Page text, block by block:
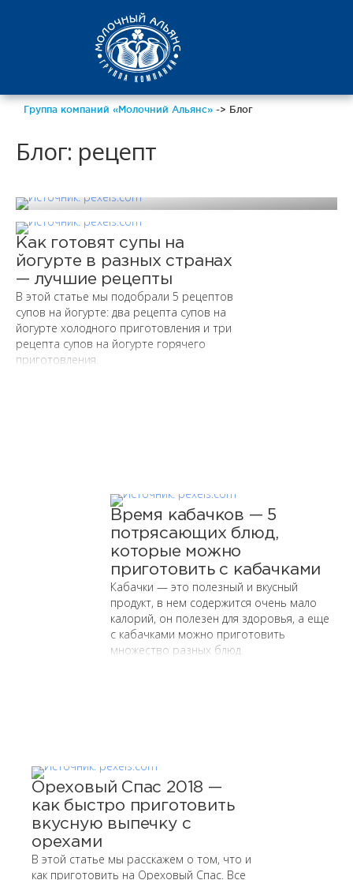
Группа компаний «Молочний Альянс» -> Блог
Блог: рецепт
Что приготовить с
баклажанами —
простые рецепты
Как готовят супы на
йогурте в разных странах
— лучшие рецепты
В этой статье мы подобрали 5 рецептов
супов на йогурте: два рецепта супов на
йогурте холодного приготовления и три
рецепта супов на йогурте горячего
приготовления.
Время кабачков — 5
потрясающих блюд,
которые можно
приготовить с кабачками
Кабачки — это полезный и вкусный
продукт, в нем содержится очень мало
калорий, он полезен для здоровья, а еще
с кабачками можно приготовить
множество разных блюд.
Ореховый Спас 2018 —
как быстро приготовить
вкусную выпечку с
орехами
В этой статье мы расскажем о том, что и
как приготовить на Ореховый Спас. Все